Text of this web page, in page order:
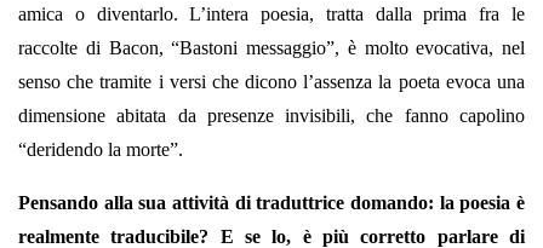
amica o diventarlo. L’intera poesia, tratta dalla prima fra le
raccolte di Bacon, “Bastoni messaggio”, è molto evocativa, nel
senso che tramite i versi che dicono l’assenza la poeta evoca una
dimensione abitata da presenze invisibili, che fanno capolino
“deridendo la morte”.
Pensando alla sua attività di traduttrice domando: la poesia è
realmente traducibile? E se lo, è più corretto parlare di